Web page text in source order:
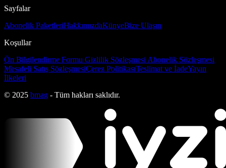
Sayfalar
Abonelik PaketleriHakkımızdaKünyeBize Ulaşın
Koşullar
Ön Bilgilendirme Formu Gizlilik Sözleşmesi Abonelik Sözleşmesi
Mesafeli Satış SözleşmesiÇerez PolitikasıTeslimat ve İadeYayın
İlkeleri
© 2025 bmag - Tüm hakları saklıdır.